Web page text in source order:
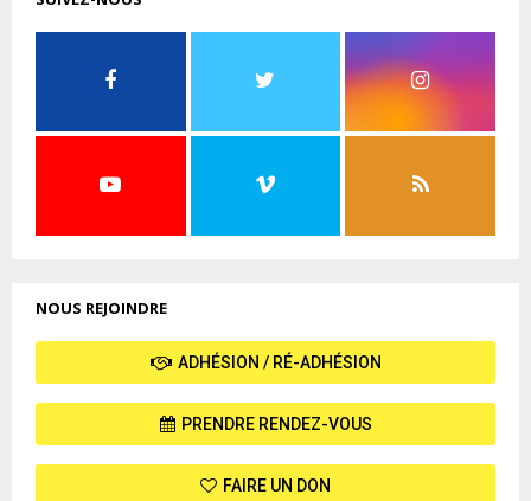
NOUS REJOINDRE
ADHÉSION / RÉ-ADHÉSION
PRENDRE RENDEZ-VOUS
FAIRE UN DON